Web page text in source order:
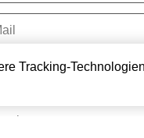
kennen Sie uns?
Tracking-